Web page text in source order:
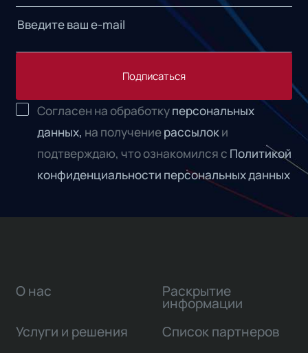
Подписаться
Согласен на обработкуперсональных
данных, на получениерассылоки
подтверждаю, что ознакомился с Политикой
конфиденциальности персональных данных
О нас
Услуги и решения
Раскрытие
информации
Список партнеров